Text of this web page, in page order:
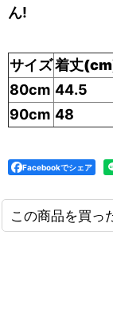
ん!
サイズ着丈
80cm 44.5
90cm 48
Facebookでシェア
この商品を買っ